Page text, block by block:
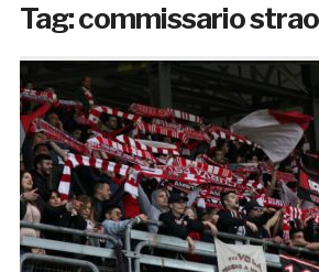
Tag:commissario